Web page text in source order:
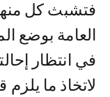
فتشبث كل
العامة بوضع
في انتظار
لاتخاذ ما يلزم